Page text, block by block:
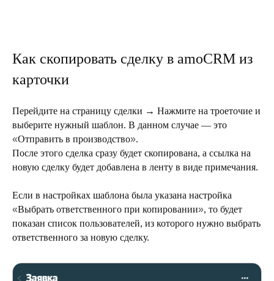
Как скопировать сделку в amoCRM из
карточки
Перейдите на страницу сделки → Нажмите на троеточие и
выберите нужный шаблон. В данном случае — это
«Отправить в производство».
После этого сделка сразу будет скопирована, а ссылка на
новую сделку будет добавлена в ленту в виде примечания.
Если в настройках шаблона была указана настройка
«Выбрать ответственного при копировании», то будет
показан список пользователей, из которого нужно выбрать
ответственного за новую сделку.